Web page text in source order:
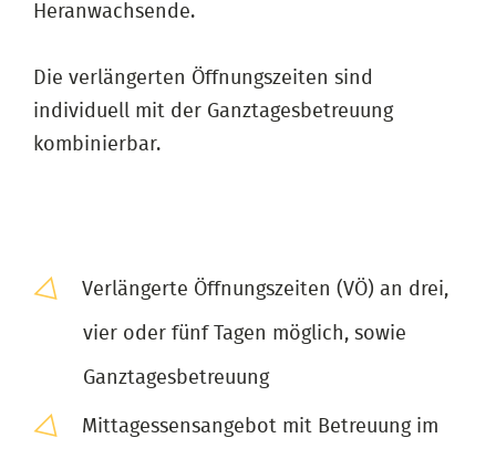
Heranwachsende.
Die verlängerten Öffnungszeiten sind
individuell mit der Ganztagesbetreuung
kombinierbar.
Verlängerte Öffnungszeiten (VÖ) an drei,
vier oder fünf Tagen möglich, sowie
Ganztagesbetreuung
Mittagessensangebot mit Betreuung im